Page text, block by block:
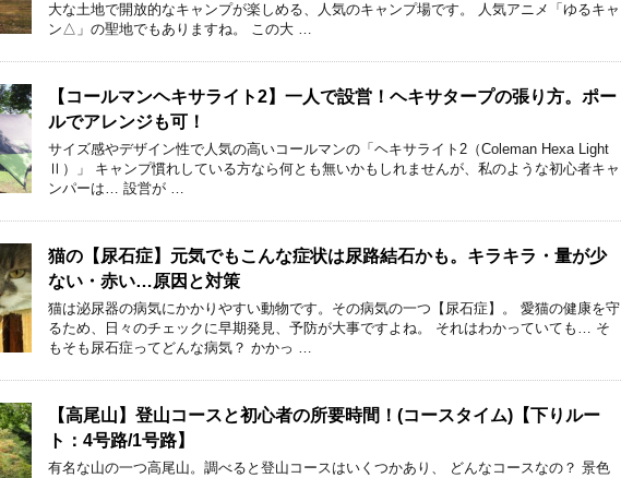
大な土地で開放的なキャンプが楽しめる、人気のキャンプ場です。 人気アニメ「ゆるキャ
ン△」の聖地でもありますね。 この大 …
【コールマンヘキサライト2】一人で設営！ヘキサタープの張り方。ポー
ルでアレンジも可！
サイズ感やデザイン性で人気の高いコールマンの「ヘキサライト2（Coleman Hexa Light
Ⅱ）」 キャンプ慣れしている方なら何とも無いかもしれませんが、私のような初心者キャ
ンパーは… 設営が …
猫の【尿石症】元気でもこんな症状は尿路結石かも。キラキラ・量が少
ない・赤い…原因と対策
猫は泌尿器の病気にかかりやすい動物です。その病気の一つ【尿石症】。 愛猫の健康を守
るため、日々のチェックに早期発見、予防が大事ですよね。 それはわかっていても… そ
もそも尿石症ってどんな病気？ かかっ …
【高尾山】登山コースと初心者の所要時間！(コースタイム)【下りルー
ト：4号路/1号路】
有名な山の一つ高尾山。調べると登山コースはいくつかあり、 どんなコースなの？ 景色